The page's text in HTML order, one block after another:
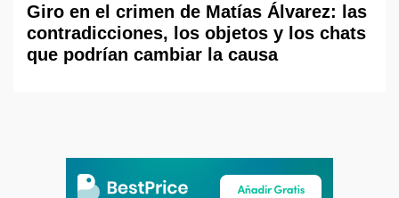
Giro en el crimen de Matías Álvarez: las
contradicciones, los objetos y los chats
que podrían cambiar la causa